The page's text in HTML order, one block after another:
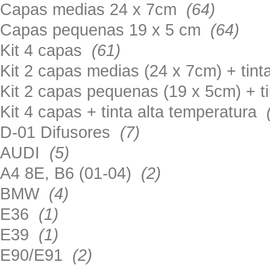
Capas medias 24 x 7cm (64)
Capas pequenas 19 x 5 cm (64)
Kit 4 capas (61)
Kit 2 capas medias (24 x 7cm) +
Kit 2 capas pequenas (19 x 5cm) +
Kit 4 capas + tinta alta temperatura
D-01 Difusores (7)
AUDI (5)
A4 8E, B6 (01-04) (2)
BMW (4)
E36 (1)
E39 (1)
E90/E91 (2)